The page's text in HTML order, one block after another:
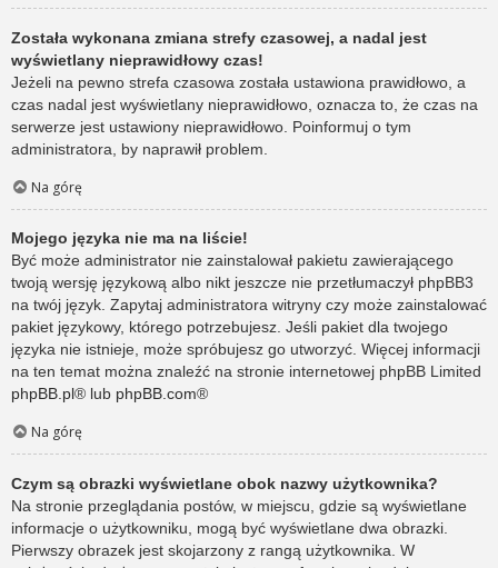
Została wykonana zmiana strefy czasowej, a nadal jest
wyświetlany nieprawidłowy czas!
Jeżeli na pewno strefa czasowa została ustawiona prawidłowo, a
czas nadal jest wyświetlany nieprawidłowo, oznacza to, że czas na
serwerze jest ustawiony nieprawidłowo. Poinformuj o tym
administratora, by naprawił problem.
Na górę
Mojego języka nie ma na liście!
Być może administrator nie zainstalował pakietu zawierającego
twoją wersję językową albo nikt jeszcze nie przetłumaczył phpBB3
na twój język. Zapytaj administratora witryny czy może zainstalować
pakiet językowy, którego potrzebujesz. Jeśli pakiet dla twojego
języka nie istnieje, może spróbujesz go utworzyć. Więcej informacji
na ten temat można znaleźć na stronie internetowej phpBB Limited
phpBB.pl® lub phpBB.com®
Na górę
Czym są obrazki wyświetlane obok nazwy użytkownika?
Na stronie przeglądania postów, w miejscu, gdzie są wyświetlane
informacje o użytkowniku, mogą być wyświetlane dwa obrazki.
Pierwszy obrazek jest skojarzony z rangą użytkownika. W